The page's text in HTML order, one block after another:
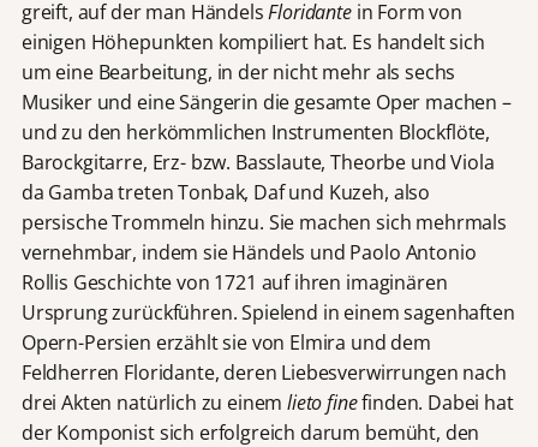
greift, auf der man HändelsFloridantein Form von
einigen Höhepunkten kompiliert hat. Es handelt sich
um eine Bearbeitung, in der nicht mehr als sechs
Musiker und eine Sängerin die gesamte Oper machen –
und zu den herkömmlichen Instrumenten Blockflöte,
Barockgitarre, Erz- bzw. Basslaute, Theorbe und Viola
da Gamba treten Tonbak, Daf und Kuzeh, also
persische Trommeln hinzu. Sie machen sich mehrmals
vernehmbar, indem sie Händels und Paolo Antonio
Rollis Geschichte von 1721 auf ihren imaginären
Ursprung zurückführen. Spielend in einem sagenhaften
Opern-Persien erzählt sie von Elmira und dem
Feldherren Floridante, deren Liebesverwirrungen nach
drei Akten natürlich zu einemlieto finefinden. Dabei hat
der Komponist sich erfolgreich darum bemüht, den